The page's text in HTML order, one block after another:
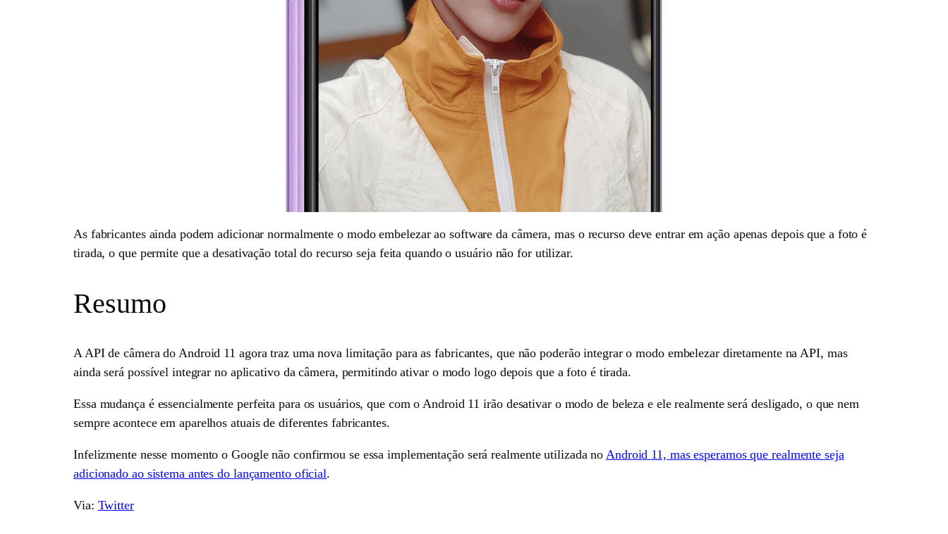
As fabricantes ainda podem adicionar normalmente o modo embelezar ao software da câmera, mas o recurso deve entrar em ação apenas depois que a foto é
tirada, o que permite que a desativação total do recurso seja feita quando o usuário não for utilizar.
Resumo
A API de câmera do Android 11 agora traz uma nova limitação para as fabricantes, que não poderão integrar o modo embelezar diretamente na API, mas
ainda será possível integrar no aplicativo da câmera, permitindo ativar o modo logo depois que a foto é tirada.
Essa mudança é essencialmente perfeita para os usuários, que com o Android 11 irão desativar o modo de beleza e ele realmente será desligado, o que nem
sempre acontece em aparelhos atuais de diferentes fabricantes.
Infelizmente nesse momento o Google não confirmou se essa implementação será realmente utilizada no Android 11, mas esperamos que realmente seja
adicionado ao sistema antes do lançamento oficial.
Via: Twitter